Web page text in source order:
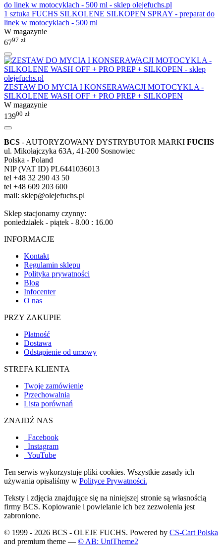
1 sztuka FUCHS SILKOLENE SILKOPEN SPRAY - preparat do
linek w motocyklach - 500 ml
W magazynie
6797 zł
ZESTAW DO MYCIA I KONSERAWACJI MOTOCYKLA -
SILKOLENE WASH OFF + PRO PREP + SILKOPEN
W magazynie
13900 zł
BCS - AUTORYZOWANY DYSTRYBUTOR MARKI FUCHS
ul. Mikołajczyka 63A, 41-200 Sosnowiec
Polska - Poland
NIP (VAT ID) PL6441036013
tel +48 32 290 43 50
tel +48 609 203 600
mail: sklep@olejefuchs.pl
Sklep stacjonarny czynny:
poniedziałek - piątek - 8.00 : 16.00
INFORMACJE
Kontakt
Regulamin sklepu
Polityka prywatności
Blog
Infocenter
O nas
PRZY ZAKUPIE
Płatność
Dostawa
Odstąpienie od umowy
STREFA KLIENTA
Twoje zamówienie
Przechowalnia
Lista porównań
ZNAJDŹ NAS
Facebook
Instagram
YouTube
Ten serwis wykorzystuje pliki cookies. Wszystkie zasady ich
używania opisaliśmy w Polityce Prywatności.
Teksty i zdjęcia znajdujące się na niniejszej stronie są własnością
firmy BCS. Kopiowanie i powielanie ich bez zezwolenia jest
zabronione.
© 1999 - 2026 BCS - OLEJE FUCHS. Powered by CS-Cart Polska
and premium theme — © AB: UniTheme2